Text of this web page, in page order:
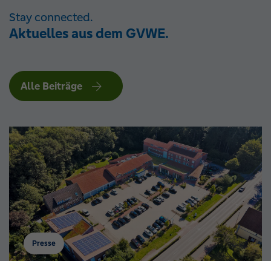
Stay connected.
Aktuelles aus dem GVWE.
Alle Beiträge
Presse